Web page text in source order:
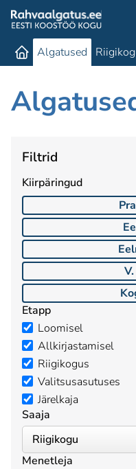
Algatused
Filtrid
Kiirpäringud
Etapp
Loomisel
Allkirjastamisel
Riigikogus
Valitsusasutuses
Järelkaja
Saaja
Menetleja